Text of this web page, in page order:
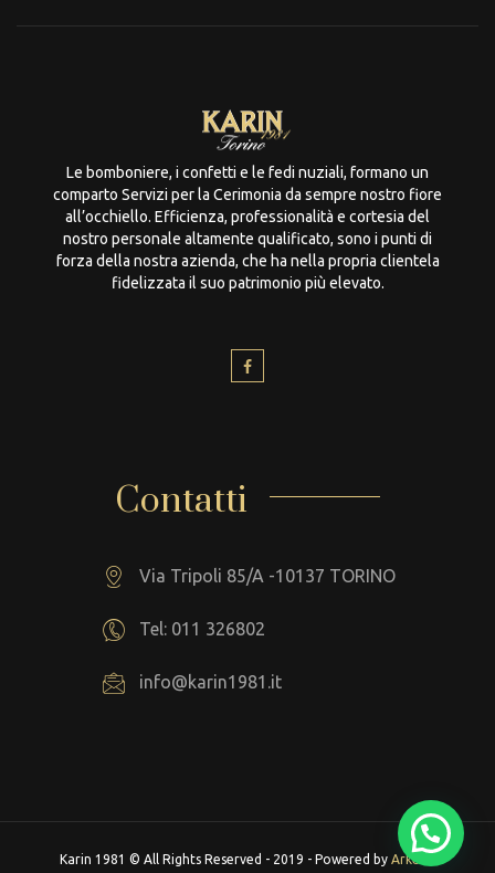
Le bomboniere, i confetti e le fedi nuziali, formano un
comparto Servizi per la Cerimonia da sempre nostro fiore
all’occhiello. Efficienza, professionalità e cortesia del
nostro personale altamente qualificato, sono i punti di
forza della nostra azienda, che ha nella propria clientela
fidelizzata il suo patrimonio più elevato.
Contatti
Via Tripoli 85/A -10137 TORINO
Tel: 011 326802
info@karin1981.it
Karin 1981 © All Rights Reserved - 2019 - Powered by Arkeba